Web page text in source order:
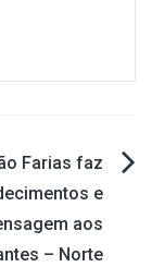
Farias faz
e
aos
– Norte